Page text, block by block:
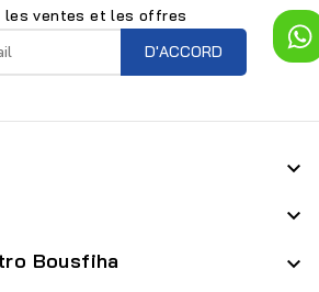
les ventes et les offres


Bousfiha 